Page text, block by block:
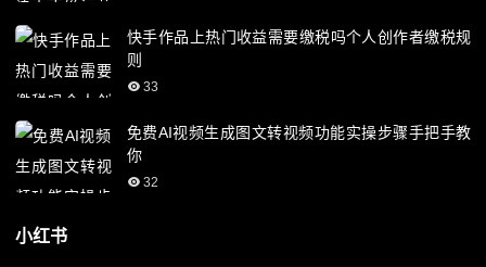
快手作品上热门收益需要缴税吗个人创作者缴税规
则
33
免费AI视频生成图文转视频功能实操步骤手把手教
你
32
小红书